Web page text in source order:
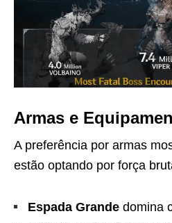
Armas e
A preferência por armas
estão optando por força
Espada Grande domina